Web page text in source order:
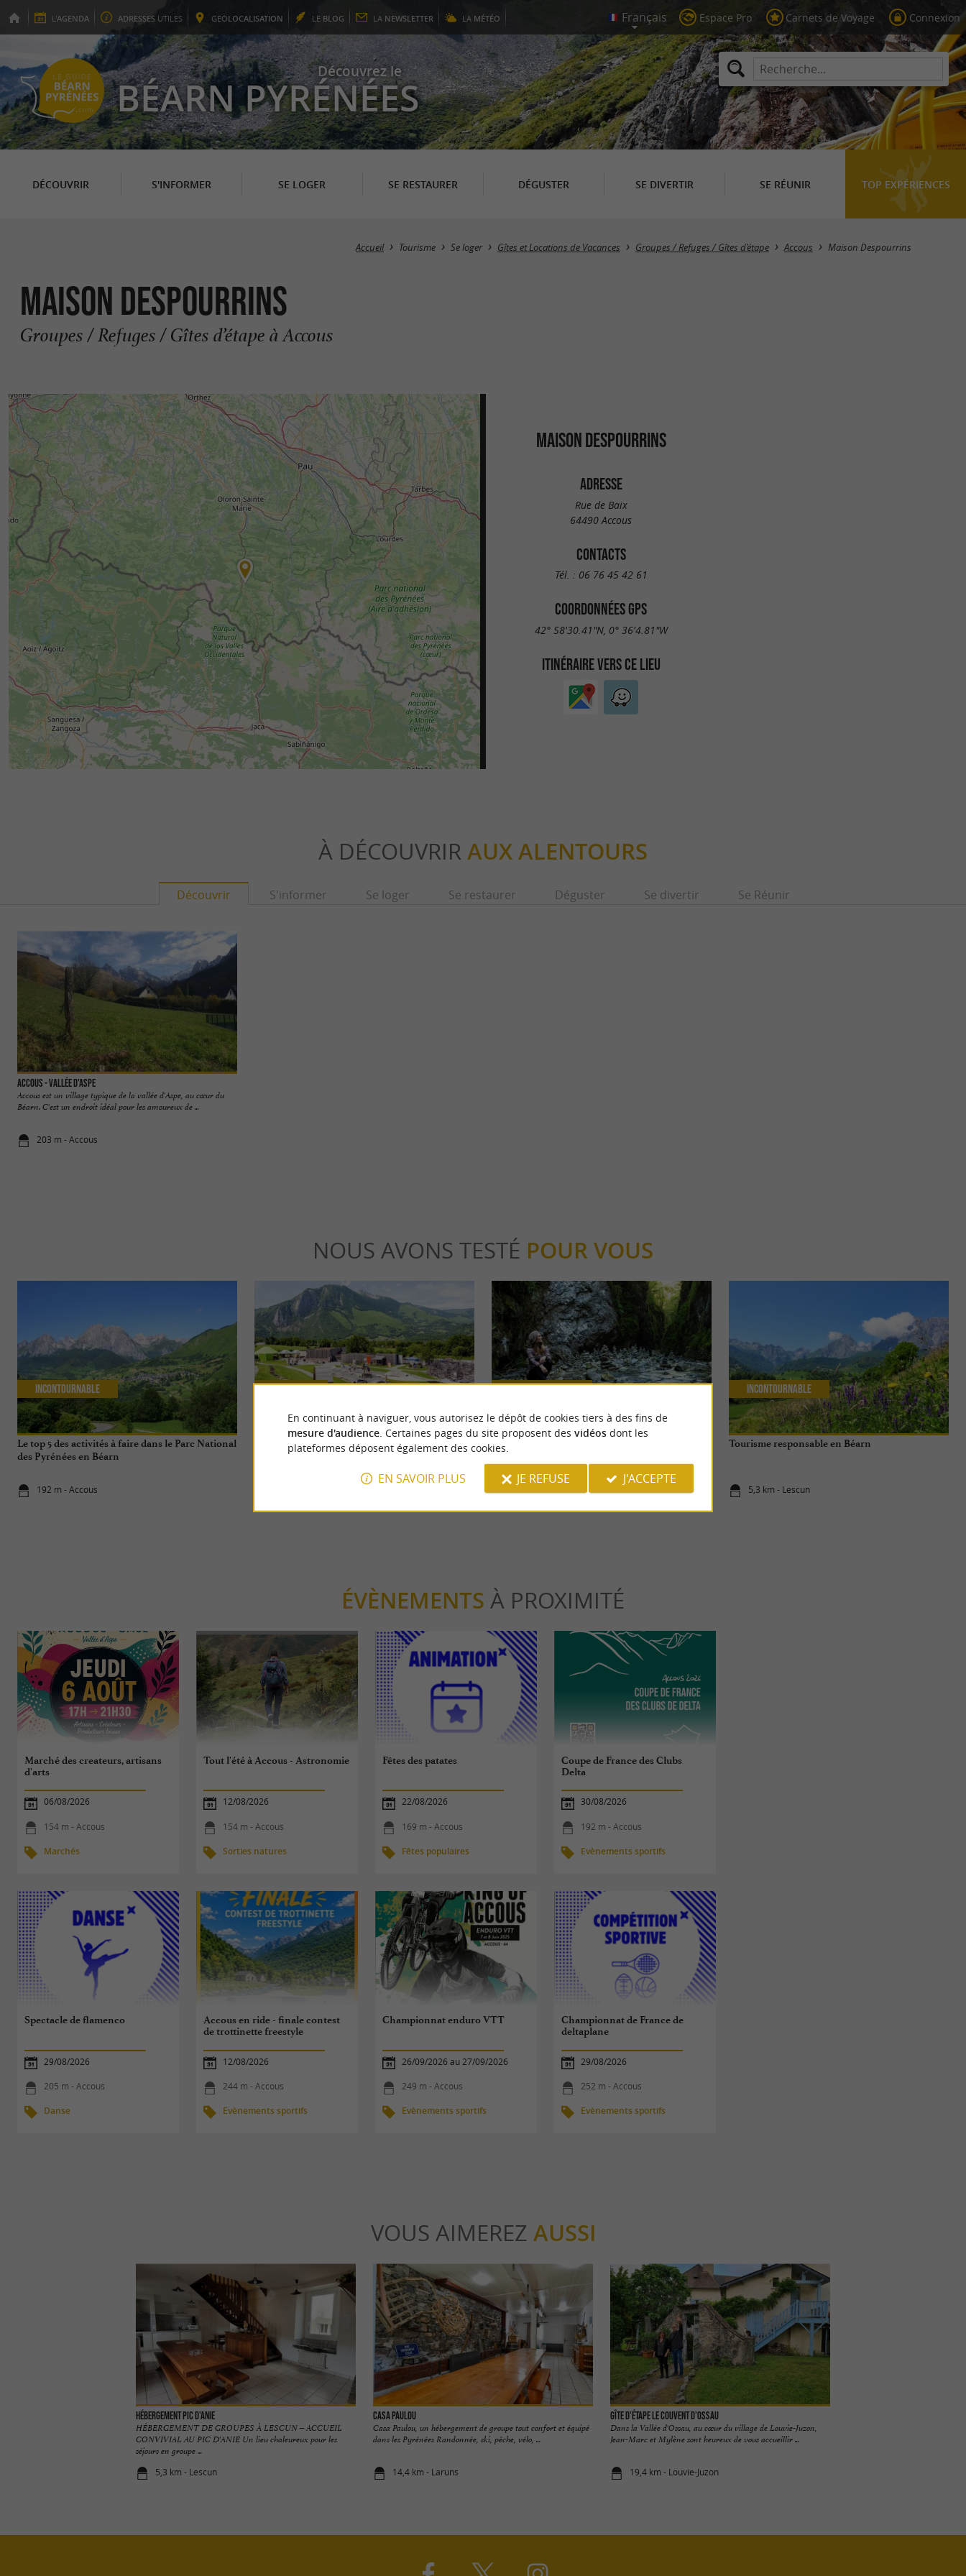
L'AGENDA ADRESSES UTILES GEOLOCALISATION LE BLOG LA NEWSLETTER LA MÉTÉO Espace Pro Carnets de Voyage Connexion
Découvrez le
BÉARN PYRÉNÉES
DÉCOUVRIR S'INFORMER SE LOGER SE RESTAURER DÉGUSTER SE DIVERTIR SE RÉUNIR TOP EXPÉRIENCES
Accueil Tourisme Se loger Gîtes et Locations de Vacances Groupes / Refuges / Gîtes d’étape Accous Maison Despourrins
Maison Despourrins
Groupes / Refuges / Gîtes d’étape à Accous
MAISON DESPOURRINS
ADRESSE
Rue de Baix
64490 Accous
CONTACTS
Tél. : 06 76 45 42 61
COORDONNÉES GPS
42° 58'30.41"N, 0° 36'4.81"W
ITINÉRAIRE VERS CE LIEU
À DÉCOUVRIR AUX ALENTOURS
Découvrir S'informer Se loger Se restaurer Déguster Se divertir Se Réunir
Accous - Vallée d'Aspe
Accous est un village typique de la vallée d'Aspe, au cœur du
Béarn. C'est un endroit idéal pour les amoureux de ...
203 m - Accous
NOUS AVONS TESTÉ POUR VOUS
Le top 5 des activités à faire dans le Parc National
des Pyrénées en Béarn
192 m - Accous
Incontournable
Espace Ludopia : Une journée d’activités
insolites avec les enfants dans les Pyrénées !
Familiale
Les Gorges de Kakuetta, une balade envoûtante
1,8 km - Lées-Athas
Incontournable
Tourisme responsable en Béarn
5,3 km - Lescun
Incontournable
ÉVÈNEMENTS À PROXIMITÉ
Marché des createurs, artisans
d'arts
06/08/2026
154 m - Accous
Marchés
Tout l'été à Accous - Astronomie
12/08/2026
154 m - Accous
Sorties natures
Fêtes des patates
22/08/2026
169 m - Accous
Fêtes populaires
Coupe de France des Clubs
Delta
30/08/2026
192 m - Accous
Evènements sportifs
Spectacle de flamenco
29/08/2026
205 m - Accous
Danse
Accous en ride - finale contest
de trottinette freestyle
12/08/2026
244 m - Accous
Evènements sportifs
Championnat enduro VTT
26/09/2026 au 27/09/2026
249 m - Accous
Evènements sportifs
Championnat de France de
deltaplane
29/08/2026
252 m - Accous
Evènements sportifs
VOUS AIMEREZ AUSSI
Hébergement Pic d'Anie
HÉBERGEMENT DE GROUPES À LESCUN – ACCUEIL
CONVIVIAL AU PIC D'ANIE Un lieu chaleureux pour les
séjours en groupe ...
5,3 km - Lescun
Casa Paulou
Casa Paulou, un hébergement de groupe tout confort et équipé
dans les Pyrénées Randonnée, ski, pêche, vélo, ...
14,4 km - Laruns
Gîte d'étape Le couvent d'Ossau
Dans la Vallée d'Ossau, au cœur du village de Louvie-Juzon,
Jean-Marc et Mylène sont heureux de vous accueillir ...
19,4 km - Louvie-Juzon
En continuant à naviguer, vous autorisez le dépôt de cookies tiers à des fins de
mesure d'audience. Certaines pages du site proposent des vidéosdont les
plateformes déposent également des cookies.
EN SAVOIR PLUS JE REFUSE J'ACCEPTE